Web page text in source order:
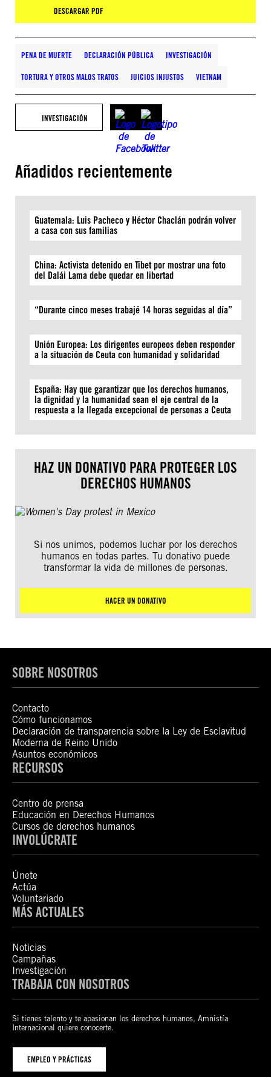
DESCARGAR PDF
PENA DE MUERTE DECLARACIÓN PÚBLICA INVESTIGACIÓN
TORTURA Y OTROS MALOS TRATOS JUICIOS INJUSTOS VIETNAM
INVESTIGACIÓN
Añadidos recientemente
Guatemala: Luis Pacheco y Héctor Chaclán podrán volver
a casa con sus familias
China: Activista detenido en Tíbet por mostrar una foto
del Dalái Lama debe quedar en libertad
“Durante cinco meses trabajé 14 horas seguidas al día”
Unión Europea: Los dirigentes europeos deben responder
a la situación de Ceuta con humanidad y solidaridad
España: Hay que garantizar que los derechos humanos,
la dignidad y la humanidad sean el eje central de la
respuesta a la llegada excepcional de personas a Ceuta
HAZ UN DONATIVO PARA PROTEGER LOS
DERECHOS HUMANOS
Si nos unimos, podemos luchar por los derechos
humanos en todas partes. Tu donativo puede
transformar la vida de millones de personas.
HACER UN DONATIVO
SOBRE NOSOTROS
Contacto
Cómo funcionamos
Declaración de transparencia sobre la Ley de Esclavitud
Moderna de Reino Unido
Asuntos económicos
RECURSOS
Centro de prensa
Educación en Derechos Humanos
Cursos de derechos humanos
INVOLÚCRATE
Únete
Actúa
Voluntariado
MÁS ACTUALES
Noticias
Campañas
Investigación
TRABAJA CON NOSOTROS
Si tienes talento y te apasionan los derechos humanos, Amnistía
Internacional quiere conocerte.
EMPLEO Y PRÁCTICAS